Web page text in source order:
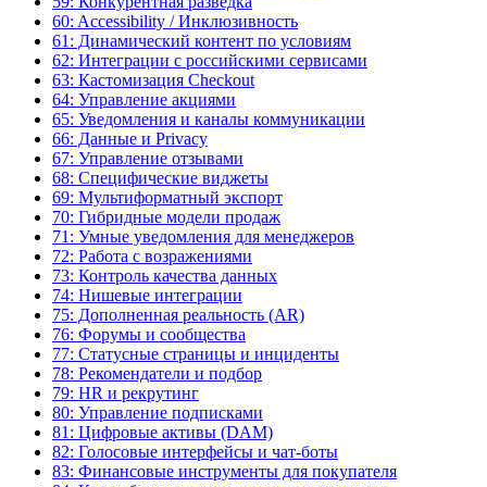
60: Accessibility / Инклюзивность
61: Динамический контент по условиям
62: Интеграции с российскими сервисами
63: Кастомизация Checkout
64: Управление акциями
65: Уведомления и каналы коммуникации
66: Данные и Privacy
67: Управление отзывами
68: Специфические виджеты
69: Мультиформатный экспорт
70: Гибридные модели продаж
71: Умные уведомления для менеджеров
72: Работа с возражениями
73: Контроль качества данных
74: Нишевые интеграции
75: Дополненная реальность (AR)
76: Форумы и сообщества
77: Статусные страницы и инциденты
78: Рекомендатели и подбор
79: HR и рекрутинг
80: Управление подписками
81: Цифровые активы (DAM)
82: Голосовые интерфейсы и чат-боты
83: Финансовые инструменты для покупателя